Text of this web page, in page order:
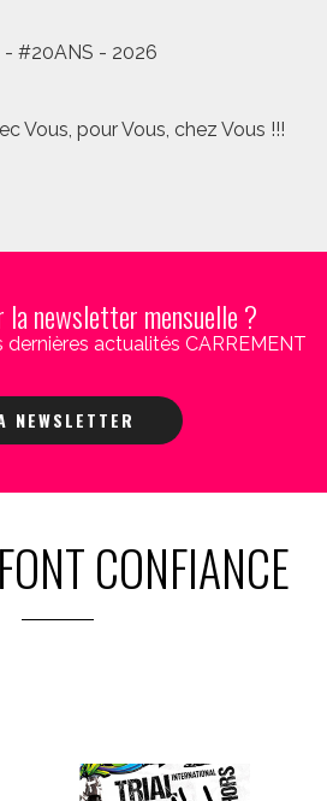
- #20ANS - 2026
Vous, pour Vous, chez Vous !!!
la newsletter mensuelle ?
actualités CARREMENT
NEWSLETTER
CONFIANCE